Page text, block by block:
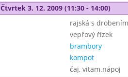
Čtvrtek 3. 12. 2009 (11:30 - 14:00)
rajská s drobením
vepřový řízek
brambory
kompot
čaj, vitam.nápoj